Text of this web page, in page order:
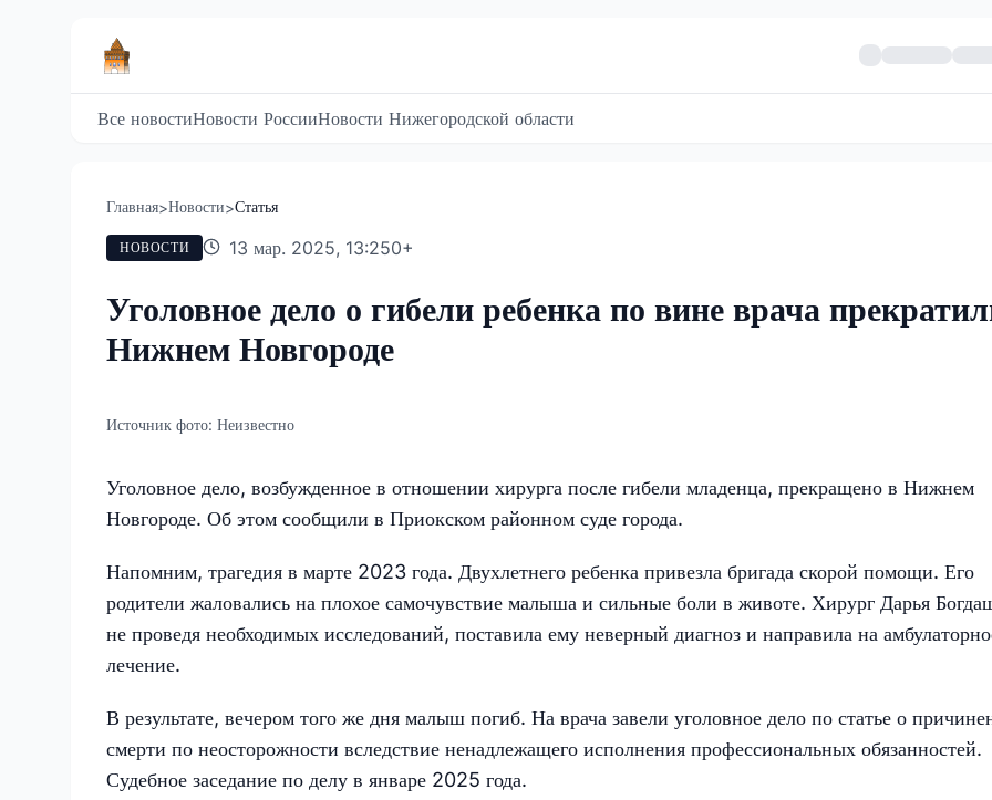
Все новостиНовости РоссииНовости Нижегородской области
Главная>Новости>Статья
НОВОСТИ 13 мар. 2025, 13:250+
Уголовное дело о гибели ребенка по вине врача
Нижнем Новгороде
Источник фото: Неизвестно
Уголовное дело, возбужденное в отношении хирурга после гибели младенца, прекращено в Нижнем
Новгороде. Об этом сообщили в Приокском районном суде города.
Напомним, трагедия в марте 2023 года. Двухлетнего ребенка привезла бригада скорой помощи. Его
родители жаловались на плохое самочувствие малыша и сильные боли в животе. Хирург Дарья
не проведя необходимых исследований, поставила ему неверный диагноз и направила на
лечение.
В результате, вечером того же дня малыш погиб. На врача завели уголовное дело по статье о
смерти по неосторожности вследствие ненадлежащего исполнения профессиональных обязанностей.
Судебное заседание по делу в январе 2025 года.